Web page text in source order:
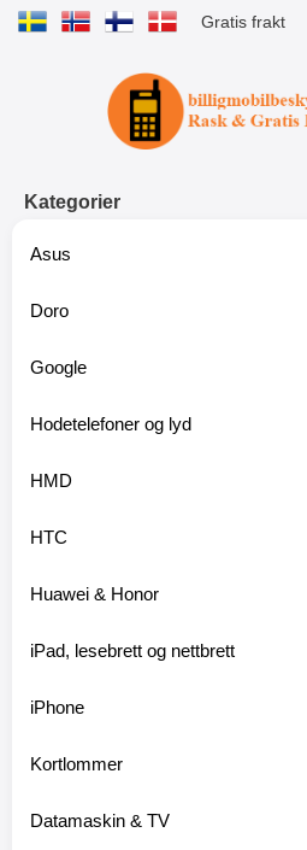
Gratis frakt
Kategorier
Asus
Doro
Google
Hodetelefoner og lyd
HMD
HTC
Huawei & Honor
iPad, lesebrett og nettbrett
iPhone
Kortlommer
Datamaskin & TV